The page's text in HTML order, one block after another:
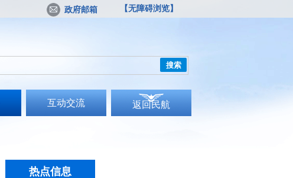
政府邮箱 【无障碍浏览】
搜索
互动交流 返回民航
热点信息